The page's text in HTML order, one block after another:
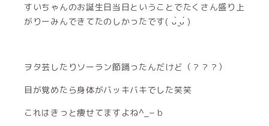
すいちゃんのお誕生日当日ということでたくさん盛り上
がりーみんできてたのしかったです( ᴗ̀ ̫ᴗ́ )
ヲタ芸したりソーラン節踊ったんだけど（？？？）
目が覚めたら身体がバッキバキでした笑笑
これはきっと痩せてますよね‪^_−ｂ